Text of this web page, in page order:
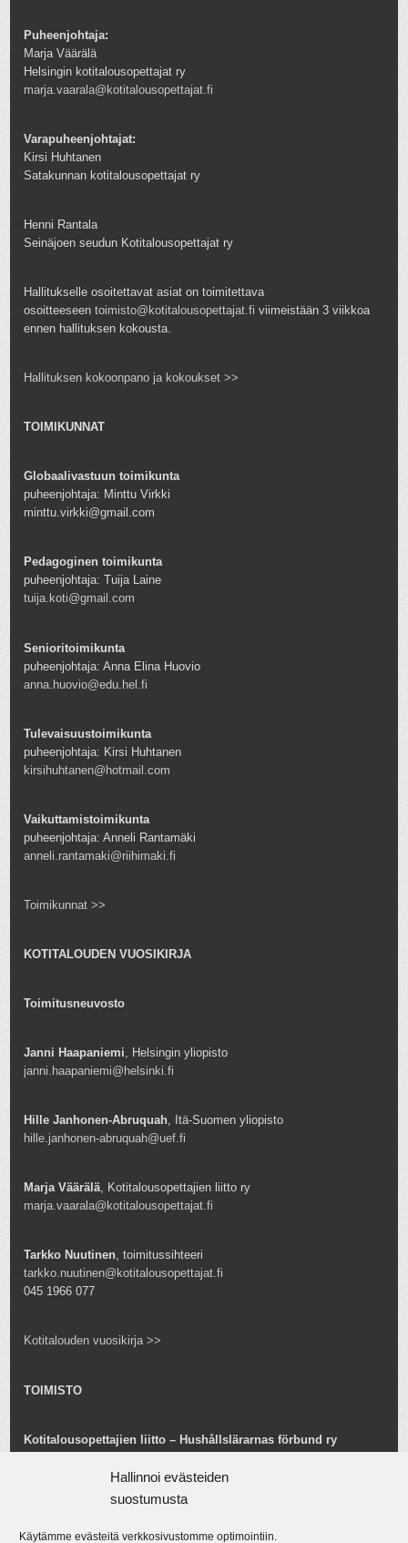
Hallinnoi evästeiden
suostumusta
Käytämme evästeitä verkkosivustomme optimointiin.
Puheenjohtaja:
Marja Väärälä
Helsingin kotitalousopettajat ry
marja.vaarala@kotitalousopettajat.fi
Varapuheenjohtajat:
Kirsi Huhtanen
Satakunnan kotitalousopettajat ry
Henni Rantala
Seinäjoen seudun Kotitalousopettajat ry
Hallitukselle osoitettavat asiat on toimitettava
osoitteeseentoimisto@kotitalousopettajat.fi viimeistään 3 viikkoa
ennen hallituksen kokousta.
Hallituksen kokoonpano ja kokoukset >>
TOIMIKUNNAT
Globaalivastuun toimikunta
puheenjohtaja: Minttu Virkki
minttu.virkki@gmail.com
Pedagoginen toimikunta
puheenjohtaja: Tuija Laine
tuija.koti@gmail.com
Senioritoimikunta
puheenjohtaja: Anna Elina Huovio
anna.huovio@edu.hel.fi
Tulevaisuustoimikunta
puheenjohtaja: Kirsi Huhtanen
kirsihuhtanen@hotmail.com
Vaikuttamistoimikunta
puheenjohtaja: Anneli Rantamäki
anneli.rantamaki@riihimaki.fi
Toimikunnat >>
KOTITALOUDEN VUOSIKIRJA
Toimitusneuvosto
Janni Haapaniemi, Helsingin yliopisto
janni.haapaniemi@helsinki.fi
Hille Janhonen-Abruquah, Itä-Suomen yliopisto
hille.janhonen-abruquah@uef.fi
Marja Väärälä, Kotitalousopettajien liitto ry
marja.vaarala@kotitalousopettajat.fi
Tarkko Nuutinen, toimitussihteeri
tarkko.nuutinen@kotitalousopettajat.fi
045 1966 077
Kotitalouden vuosikirja >>
TOIMISTO
Kotitalousopettajien liitto – Hushållslärarnas förbund ry
toimisto@kotitalousopettajat.fi